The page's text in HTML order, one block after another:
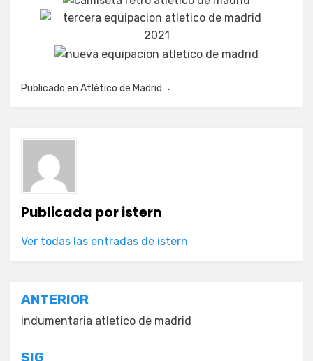
Publicado en Atlético de Madrid
Publicada poristern
Ver todas las entradas de istern
Navegación
de
entradas
ANTERIOR
indumentaria atletico de madrid
SIG